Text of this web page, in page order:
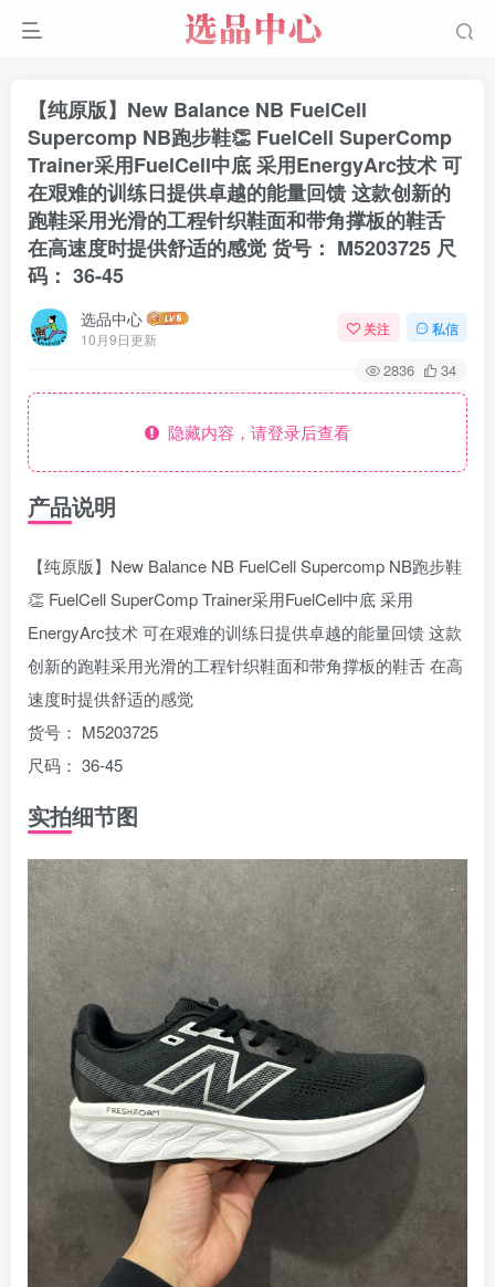
【纯原版】New Balance NB FuelCell
Supercomp NB跑步鞋👏 FuelCell SuperComp
Trainer采用FuelCell中底 采用EnergyArc技术 可
在艰难的训练日提供卓越的能量回馈 这款创新的
跑鞋采用光滑的工程针织鞋面和带角撑板的鞋舌
在高速度时提供舒适的感觉 货号： M5203725 尺
码： 36-45
选品中心
10月9日更新
关注 私信
2836 34
隐藏内容，请登录后查看
产品说明
【纯原版】New Balance NB FuelCell Supercomp NB跑步鞋
👏 FuelCell SuperComp Trainer采用FuelCell中底 采用
EnergyArc技术 可在艰难的训练日提供卓越的能量回馈 这款
创新的跑鞋采用光滑的工程针织鞋面和带角撑板的鞋舌 在高
速度时提供舒适的感觉
货号： M5203725
尺码： 36-45
实拍细节图